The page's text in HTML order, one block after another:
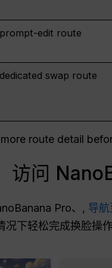
edit route
swap route
route detail
访问
Pro、, 导
况下轻松完成换脸操